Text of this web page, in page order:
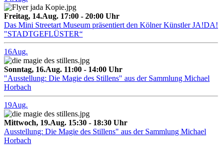
Freitag, 14.Aug. 17:00 - 20:00 Uhr
Das Mini Streetart Museum präsentiert den Kölner Künstler JA!DA!
"STADTGEFLÜSTER“
16Aug.
Sonntag, 16.Aug. 11:00 - 14:00 Uhr
"Ausstellung: Die Magie des Stillens" aus der Sammlung Michael
Horbach
19Aug.
Mittwoch, 19.Aug. 15:30 - 18:30 Uhr
Ausstellung: Die Magie des Stillens" aus der Sammlung Michael
Horbach